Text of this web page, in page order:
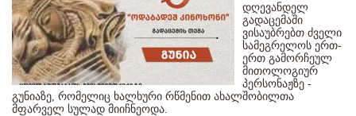
დღევანდელ
გადაცემაში
ვისაუბრებთ ძველი
სამეგრელოს ერთ-
ერთ გამორჩეულ
მითოლოგიურ
პერსონაჟზე -
გუნიაზე, რომელიც ხალხური რწმენით ახალშობილთა
მფარველ სულად მიიჩნეოდა.